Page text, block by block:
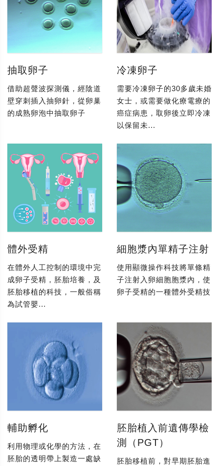
抽取卵子
借助超聲波探測儀，經陰道
壁穿刺插入抽卵針，從卵巢
的成熟卵泡中抽取卵子
冷凍卵子
需要冷凍卵子的30多歲未婚
女士，或需要做化療電療的
癌症病患，取卵後立即冷凍
以保留未...
體外受精
在體外人工控制的環境中完
成卵子受精，胚胎培養，及
胚胎移植的科技，一般俗稱
為試管嬰...
細胞漿內單精子注射
使用顯微操作科技將單條精
子注射入卵細胞胞漿內，使
卵子受精的一種體外受精技
輔助孵化
利用物理或化學的方法，在
胚胎的透明帶上製造一處缺
胚胎植入前遺傳學檢
測（PGT）
胚胎移植前，對早期胚胎進